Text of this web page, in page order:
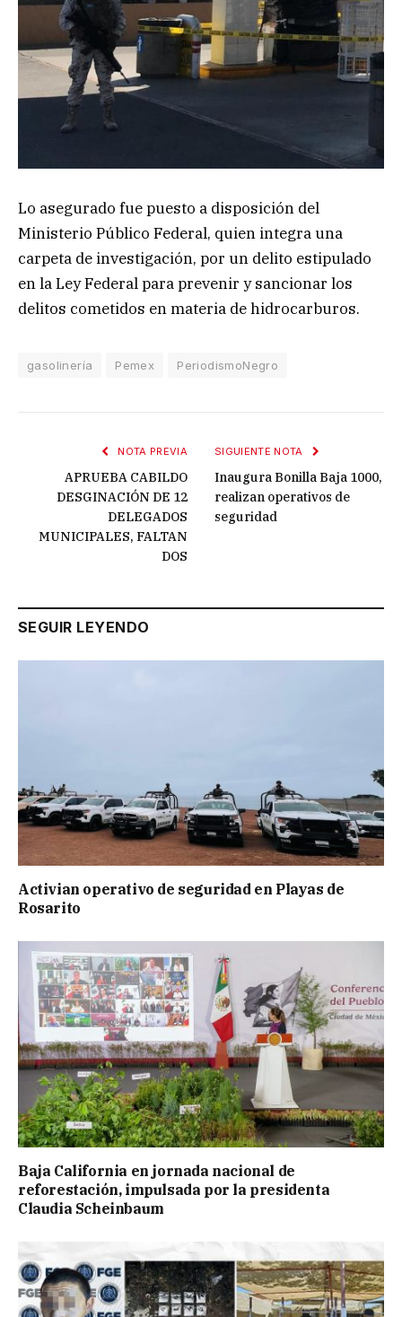
Lo asegurado fue puesto a disposición del
Ministerio Público Federal, quien integra una
carpeta de investigación, por un delito estipulado
en la Ley Federal para prevenir y sancionar los
delitos cometidos en materia de hidrocarburos.
gasolinería Pemex PeriodismoNegro
NOTA PREVIA
APRUEBA CABILDO
DESGINACIÓN DE 12
DELEGADOS
MUNICIPALES, FALTAN
DOS
SIGUIENTE NOTA
Inaugura Bonilla Baja 1000,
realizan operativos de
seguridad
SEGUIR LEYENDO
Activian operativo de seguridad en Playas de
Rosarito
Baja California en jornada nacional de
reforestación, impulsada por la presidenta
Claudia Scheinbaum